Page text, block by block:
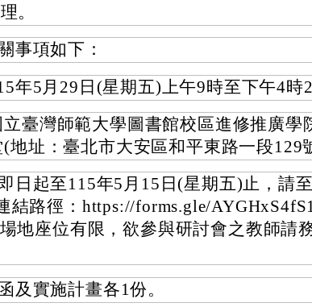
。
事項如下：
年5月29日(星期五)上午9時至下午4時
臺灣師範大學圖書館校區進修推廣學
地址：臺北市大安區和平東路一段129
日起至115年5月15日(星期五)止，請
結路徑：https://forms.gle/
地座位有限，欲參與研討會之教師請
及實施計畫各1份。